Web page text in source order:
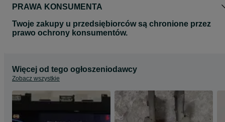
PRAWA KONSUMENTA
Twoje zakupy u przedsiębiorców są chronione przez
prawo ochrony konsumentów.
Więcej od tego ogłoszeniodawcy
Zobacz wszystkie